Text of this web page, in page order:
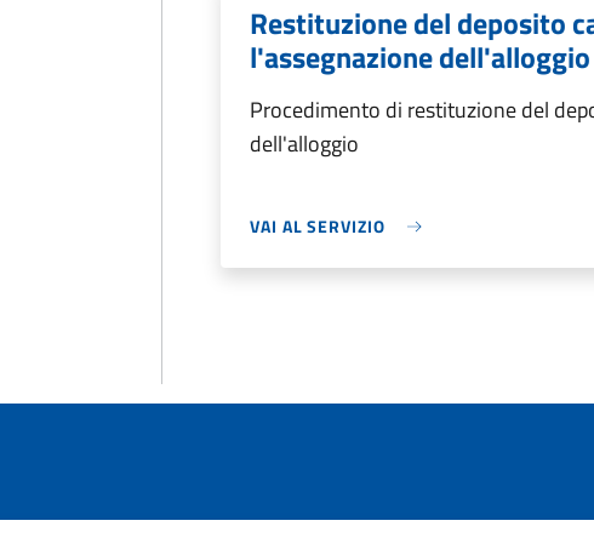
Restituzione del deposito
l'assegnazione dell'alloggio
Procedimento di restituzione del
dell'alloggio
VAI AL SERVIZIO